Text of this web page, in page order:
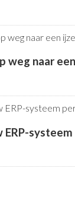
weg naar
ERP-